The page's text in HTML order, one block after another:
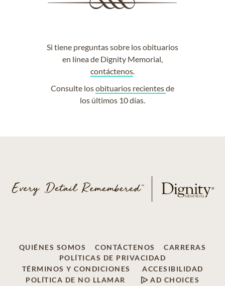
Si tiene preguntas sobre los obituarios
en línea de Dignity Memorial,
contáctenos.
Consulte losobituarios recientesde
los últimos 10 días.
QUIÉNES SOMOS CONTÁCTENOS
CARRERAS
POLÍTICAS DE PRIVACIDAD
TÉRMINOS Y CONDICIONES
ACCESIBILIDAD
POLÍTICA DE NO LLAMAR
AD CHOICES